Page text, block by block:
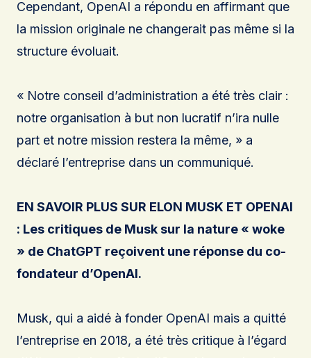
Cependant, OpenAI a répondu en affirmant que
la mission originale ne changerait pas même si la
structure évoluait.
« Notre conseil d’administration a été très clair :
notre organisation à but non lucratif n’ira nulle
part et notre mission restera la même, » a
déclaré l’entreprise dans un communiqué.
EN SAVOIR PLUS SUR ELON MUSK ET OPENAI
: Les critiques de Musk sur la nature « woke
» de ChatGPT reçoivent une réponse du co-
fondateur d’OpenAI.
Musk, qui a aidé à fonder OpenAI mais a quitté
l’entreprise en 2018, a été très critique à l’égard